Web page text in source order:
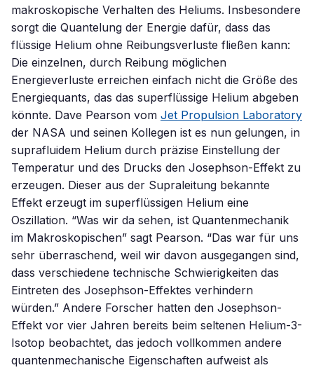
makroskopische Verhalten des Heliums. Insbesondere
sorgt die Quantelung der Energie dafür, dass das
flüssige Helium ohne Reibungsverluste fließen kann:
Die einzelnen, durch Reibung möglichen
Energieverluste erreichen einfach nicht die Größe des
Energiequants, das das superflüssige Helium abgeben
könnte. Dave Pearson vom Jet Propulsion Laboratory
der NASA und seinen Kollegen ist es nun gelungen, in
suprafluidem Helium durch präzise Einstellung der
Temperatur und des Drucks den Josephson-Effekt zu
erzeugen. Dieser aus der Supraleitung bekannte
Effekt erzeugt im superflüssigen Helium eine
Oszillation. “Was wir da sehen, ist Quantenmechanik
im Makroskopischen” sagt Pearson. “Das war für uns
sehr überraschend, weil wir davon ausgegangen sind,
dass verschiedene technische Schwierigkeiten das
Eintreten des Josephson-Effektes verhindern
würden.” Andere Forscher hatten den Josephson-
Effekt vor vier Jahren bereits beim seltenen Helium-3-
Isotop beobachtet, das jedoch vollkommen andere
quantenmechanische Eigenschaften aufweist als